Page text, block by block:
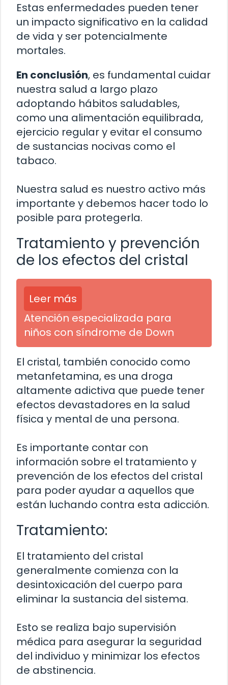
Estas enfermedades pueden tener
un impacto significativo en la calidad
de vida y ser potencialmente
mortales.
En conclusión, es fundamental cuidar
nuestra salud a largo plazo
adoptando hábitos saludables,
como una alimentación equilibrada,
ejercicio regular y evitar el consumo
de sustancias nocivas como el
tabaco.
Nuestra salud es nuestro activo más
importante y debemos hacer todo lo
posible para protegerla.
Tratamiento y prevención
de los efectos del cristal
Leer más
Atención especializada para
niños con síndrome de Down
El cristal, también conocido como
metanfetamina, es una droga
altamente adictiva que puede tener
efectos devastadores en la salud
física y mental de una persona.
Es importante contar con
información sobre el tratamiento y
prevención de los efectos del cristal
para poder ayudar a aquellos que
están luchando contra esta adicción.
Tratamiento:
El tratamiento del cristal
generalmente comienza con la
desintoxicación del cuerpo para
eliminar la sustancia del sistema.
Esto se realiza bajo supervisión
médica para asegurar la seguridad
del individuo y minimizar los efectos
de abstinencia.